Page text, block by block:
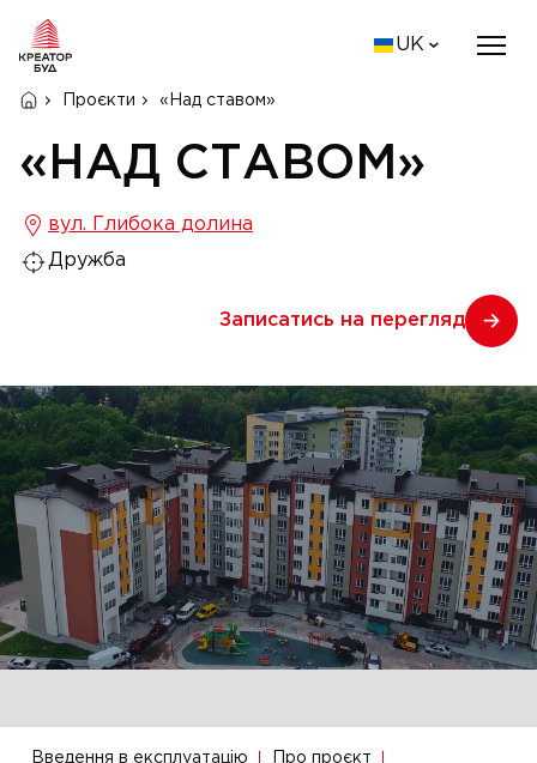
UK
Проєкти «Над ставом»
«НАД СТАВОМ»
вул. Глибока долина
Дружба
Записатись на перегляд
Введення в експлуатацію Про проєкт